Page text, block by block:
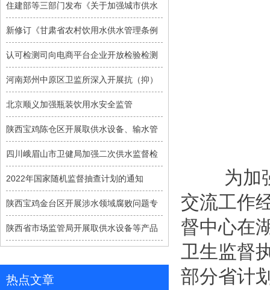
住建部等三部门发布《关于加强城市供水
新修订《甘肃省农村饮用水供水管理条例
认可检测司向电商平台企业开放检验检测
河南郑州中原区卫监所深入开展抗（抑）
北京顺义加强瓶装饮用水安全监管
陕西宝鸡陈仓区开展取供水设备、输水管
四川峨眉山市卫健局加强二次供水监督检
2022年国家随机监督抽查计划的通知
陕西宝鸡金台区开展涉水领域腐败问题专
陕西省市场监管局开展取供水设备等产品
热点文章
为加强
交流工作
督中心在
卫生监督
部分省计